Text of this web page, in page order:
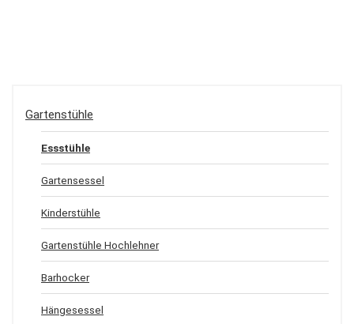
Gartenstühle
Essstühle
Gartensessel
Kinderstühle
Gartenstühle Hochlehner
Barhocker
Hängesessel